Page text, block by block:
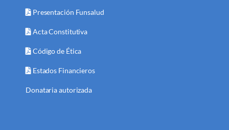
Presentación Funsalud
Acta Constitutiva
Código de Ética
Estados Financieros
Donataria autorizada